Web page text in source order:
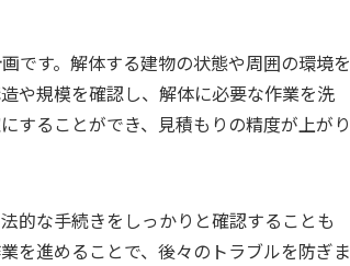
です。解体する建物の状態や周囲の環境を
や規模を確認し、解体に必要な作業を洗
することができ、見積もりの精度が上がり
的な手続きをしっかりと確認することも
を進めることで、後々のトラブルを防ぎま